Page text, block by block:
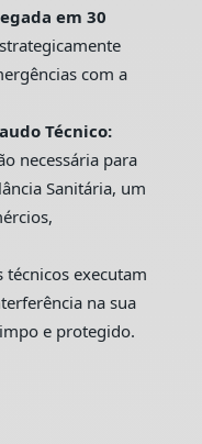
em 30
com a
Técnico:
necessária para
Sanitária, um
técnicos executam
na sua
e protegido.